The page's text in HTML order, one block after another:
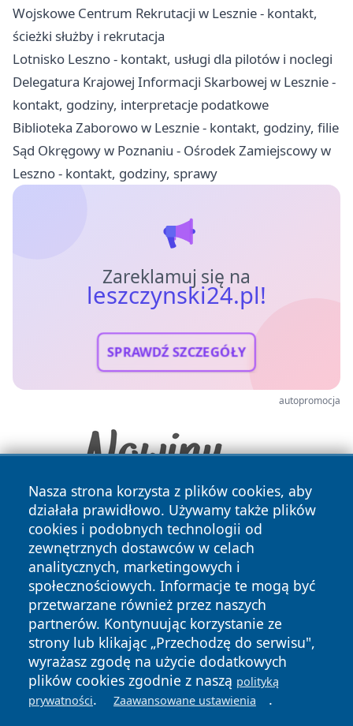
Wojskowe Centrum Rekrutacji w Lesznie - kontakt,
ścieżki służby i rekrutacja
Lotnisko Leszno - kontakt, usługi dla pilotów i noclegi
Delegatura Krajowej Informacji Skarbowej w Lesznie -
kontakt, godziny, interpretacje podatkowe
Biblioteka Zaborowo w Lesznie - kontakt, godziny, filie
Sąd Okręgowy w Poznaniu - Ośrodek Zamiejscowy w
Leszno - kontakt, godziny, sprawy
Zareklamuj się na
leszczynski24.pl!
SPRAWDŹ SZCZEGÓŁY
autopromocja
Nasza strona korzysta z plików cookies, aby
działała prawidłowo. Używamy także plików
cookies i podobnych technologii od
zewnętrznych dostawców w celach
analitycznych, marketingowych i
społecznościowych. Informacje te mogą być
przetwarzane również przez naszych
partnerów. Kontynuując korzystanie ze
strony lub klikając „Przechodzę do serwisu",
wyrażasz zgodę na użycie dodatkowych
plików cookies zgodnie z naszą polityką
prywatności. Zaawansowane ustawienia .
Copyright © 2026 leszczynski24.pl Wszystkie prawa
zastrzeżone.
News Autorzy
Polityka
Prywatności
Polityka
Cookies